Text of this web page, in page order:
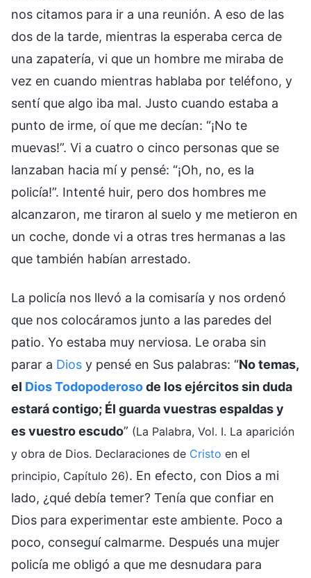
nos citamos para ir a una reunión. A eso de las
dos de la tarde, mientras la esperaba cerca de
una zapatería, vi que un hombre me miraba de
vez en cuando mientras hablaba por teléfono, y
sentí que algo iba mal. Justo cuando estaba a
punto de irme, oí que me decían: “¡No te
muevas!”. Vi a cuatro o cinco personas que se
lanzaban hacia mí y pensé: “¡Oh, no, es la
policía!”. Intenté huir, pero dos hombres me
alcanzaron, me tiraron al suelo y me metieron en
un coche, donde vi a otras tres hermanas a las
que también habían arrestado.
La policía nos llevó a la comisaría y nos ordenó
que nos colocáramos junto a las paredes del
patio. Yo estaba muy nerviosa. Le oraba sin
parar a Dios y pensé en Sus palabras: “No temas,
el Dios Todopoderosode los ejércitos sin duda
estará contigo; Él guarda vuestras espaldas y
es vuestro escudo” (La Palabra, Vol. I. La aparición
y obra de Dios. Declaraciones de Cristo en el
principio, Capítulo 26). En efecto, con Dios a mi
lado, ¿qué debía temer? Tenía que confiar en
Dios para experimentar este ambiente. Poco a
poco, conseguí calmarme. Después una mujer
policía me obligó a que me desnudara para